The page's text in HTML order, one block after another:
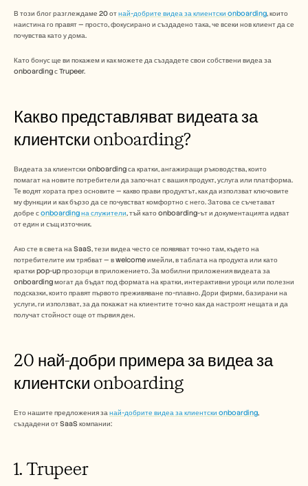
В този блог разглеждаме 20 от най-добрите видеа за клиентски onboarding, които
наистина го правят — просто, фокусирано и създадено така, че всеки нов клиент да се
почувства като у дома.
Като бонус ще ви покажем и как можете да създадете свои собствени видеа за
onboarding с Trupeer.
Какво представляват видеата за
клиентски onboarding?
Видеата за клиентски onboarding са кратки, ангажиращи ръководства, които
помагат на новите потребители да започнат с вашия продукт, услуга или платформа.
Те водят хората през основите — какво прави продуктът, как да използват ключовите
му функции и как бързо да се почувстват комфортно с него. Затова се съчетават
добре с onboarding на служители, тъй като onboarding-ът и документацията идват
от един и същ източник.
Ако сте в света на SaaS, тези видеа често се появяват точно там, където на
потребителите им трябват — в welcome имейли, в таблата на продукта или като
кратки pop-up прозорци в приложението. За мобилни приложения видеата за
onboarding могат да бъдат под формата на кратки, интерактивни уроци или полезни
подсказки, които правят първото преживяване по-плавно. Дори фирми, базирани на
услуги, ги използват, за да покажат на клиентите точно как да настроят нещата и да
получат стойност още от първия ден.
20 най-добри примера за видеа за
клиентски onboarding
Ето нашите предложения за най-добрите видеа за клиентски onboarding,
създадени от SaaS компании:
1. Trupeer
Истории на клиенти
Център за помощ
Кариери
Запазете демо
Започнете безплатен пробен период